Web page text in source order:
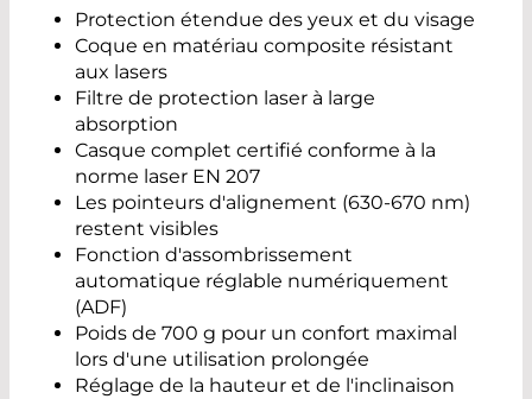
Protection étendue des yeux et du visage
Coque en matériau composite résistant
aux lasers
Filtre de protection laser à large
absorption
Casque complet certifié conforme à la
norme laser EN 207
Les pointeurs d'alignement (630-670 nm)
restent visibles
Fonction d'assombrissement
automatique réglable numériquement
(ADF)
Poids de 700 g pour un confort maximal
lors d'une utilisation prolongée
Réglage de la hauteur et de l'inclinaison